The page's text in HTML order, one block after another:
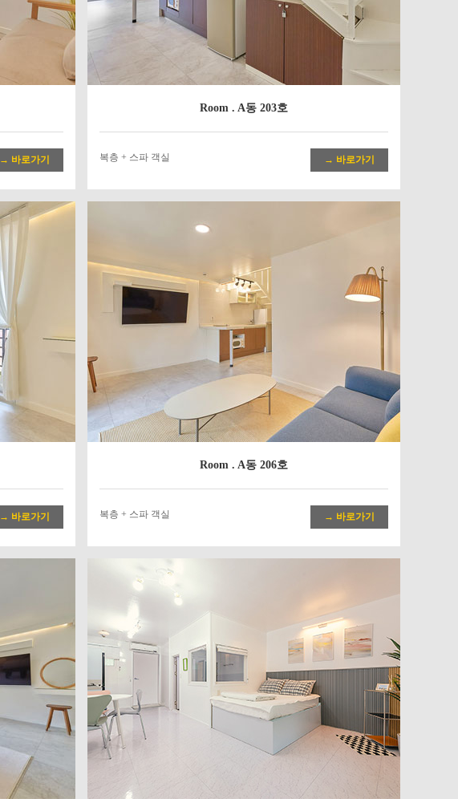
→ 바로가기
Room . A동 203호
복층 + 스파 객실 → 바로가기
→ 바로가기
Room . A동 206호
복층 + 스파 객실 → 바로가기